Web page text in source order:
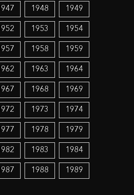
1948 1949
1953 1954
1958 1959
1963 1964
1968 1969
1973 1974
1978 1979
1983 1984
1988 1989